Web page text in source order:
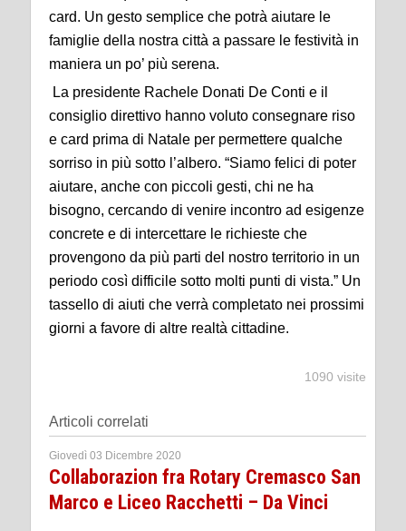
card. Un gesto semplice che potrà aiutare le
famiglie della nostra città a passare le festività in
maniera un po’ più serena.
La presidente Rachele Donati De Conti e il
consiglio direttivo hanno voluto consegnare riso
e card prima di Natale per permettere qualche
sorriso in più sotto l’albero. “Siamo felici di poter
aiutare, anche con piccoli gesti, chi ne ha
bisogno, cercando di venire incontro ad esigenze
concrete e di intercettare le richieste che
provengono da più parti del nostro territorio in un
periodo così difficile sotto molti punti di vista.” Un
tassello di aiuti che verrà completato nei prossimi
giorni a favore di altre realtà cittadine.
1090 visite
Articoli correlati
Giovedì 03 Dicembre 2020
Collaborazion fra Rotary Cremasco San
Marco e Liceo Racchetti – Da Vinci